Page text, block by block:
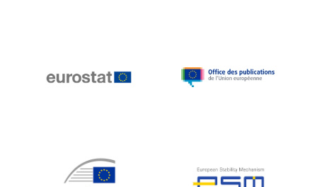
Katharien L.C. Hunt
Klaus-Heiner Lehne
Koen LENAERTS